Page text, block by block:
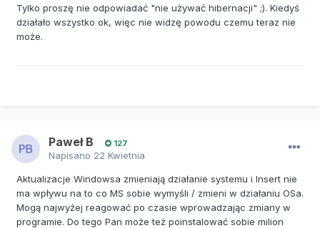
Tylko proszę nie odpowiadać "nie używać hibernacji" ;). Kiedyś
działało wszystko ok, więc nie widzę powodu czemu teraz nie
może.
Paweł B 127
Napisano 22 Kwietnia
Aktualizacje Windowsa zmieniają działanie systemu i Insert nie
ma wpływu na to co MS sobie wymyśli / zmieni w działaniu OSa.
Mogą najwyżej reagować po czasie wprowadzając zmiany w
programie. Do tego Pan może też poinstalować sobie milion